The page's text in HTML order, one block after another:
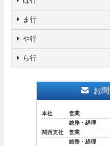
ま行
や行
ら行
お
本社 営業
総務・経理
関西支社 営業
総務・経理